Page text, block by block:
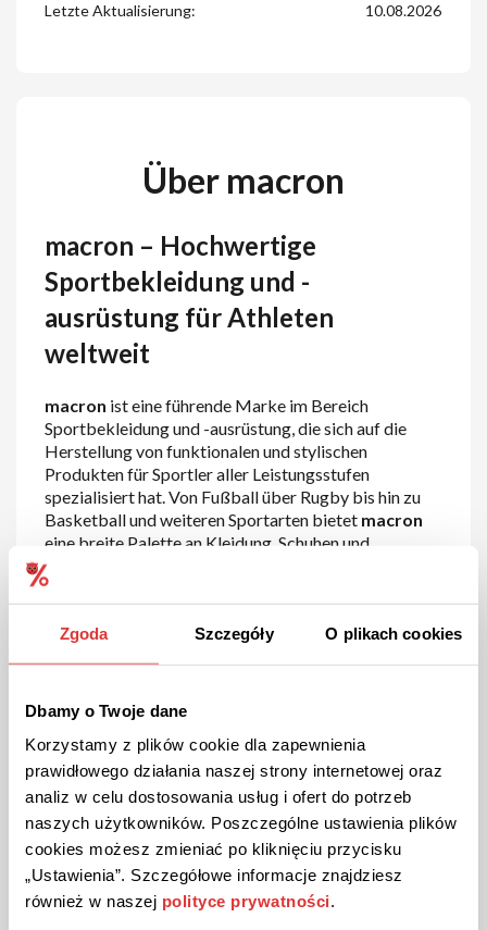
Zgoda Szczegóły O plikach cookies
Dbamy o Twoje dane
Korzystamy z plików cookie dla zapewnienia
prawidłowego działania naszej strony internetowej oraz
analiz w celu dostosowania usług i ofert do potrzeb
naszych użytkowników. Poszczególne ustawienia plików
cookies możesz zmieniać po kliknięciu przycisku
„Ustawienia”. Szczegółowe informacje znajdziesz
również w naszej polityce prywatności.
Letzte Aktualisierung: 10.08.2026
Über macron
macron – Hochwertige
Sportbekleidung und -
ausrüstung für Athleten
weltweit
macron ist eine führende Marke im Bereich
Sportbekleidung und -ausrüstung, die sich auf die
Herstellung von funktionalen und stylischen
Produkten für Sportler aller Leistungsstufen
spezialisiert hat. Von Fußball über Rugby bis hin zu
Basketball und weiteren Sportarten bietet macron
eine breite Palette an Kleidung, Schuhen und
Accessoires, die speziell auf die Bedürfnisse von
Profi- und Amateursportlern zugeschnitten sind. Mit
innovativen Designs, hoher Funktionalität und einem
starken Fokus auf Qualität hat sich
macronals
Sportbekleidung für
verschiedene Disziplinen
Fußballbekleidung und -ausrüstung: Als offizieller
Ausrüster vieler internationaler Fußballvereine bietet
macron eine umfangreiche Auswahl an Trikots,
Trainingsbekleidung und Zubehör für Fußballspieler.
Ob für den Einsatz auf dem Platz oder für das